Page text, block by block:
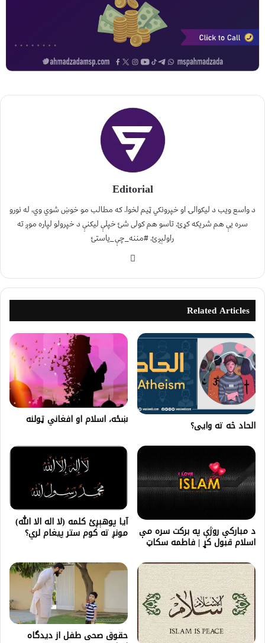
Editorial
د واسع ویب د لیکوالۍ او خپرونکي ټیم لخوا. که مطالب مو خوښ شوي وي، له نورو
سره یې هم شریکه کړئ. تاسو هم کولی شئ خپلې لیکنې د خپرولو لپاره موږ ته
راولېږئ. #مننه_چې_یاستئ
Related Articles
الحاد څه ته وايی؟ ښځه، اسلام او افغاني ټولنه
د مبارکې روژې په برکت سره مې
اسلام قبول کړ | فاطمه سکاټ
آیا پوهېږئ کلمه (لا اله الا الله)
مونږ ته کوم ستر پيغام لري؟
حقوق صحی طفل از دیدگاه